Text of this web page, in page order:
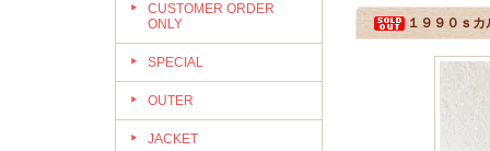
CUSTOMER ORDER
ONLY
SPECIAL
OUTER
JACKET
１９９０ｓ